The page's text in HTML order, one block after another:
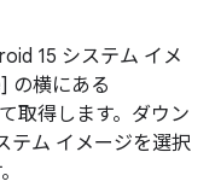
15 システム イメ
] の横にある
取得します。ダウン
テム イメージを選択